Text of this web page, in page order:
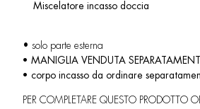
Miscelatore incasso doccia
• solo parte esterna
• MANIGLIA VENDUTA
• corpo incasso da ordinare
PER COMPLETARE QUESTO PRODOTTO